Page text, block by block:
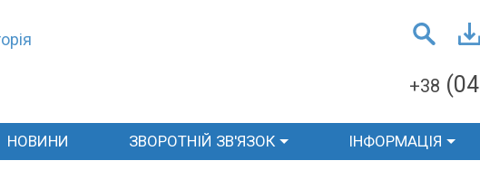
+38
НОВИНИ ЗВОРОТНІЙ ЗВ'ЯЗОК ІНФОРМАЦІЯ